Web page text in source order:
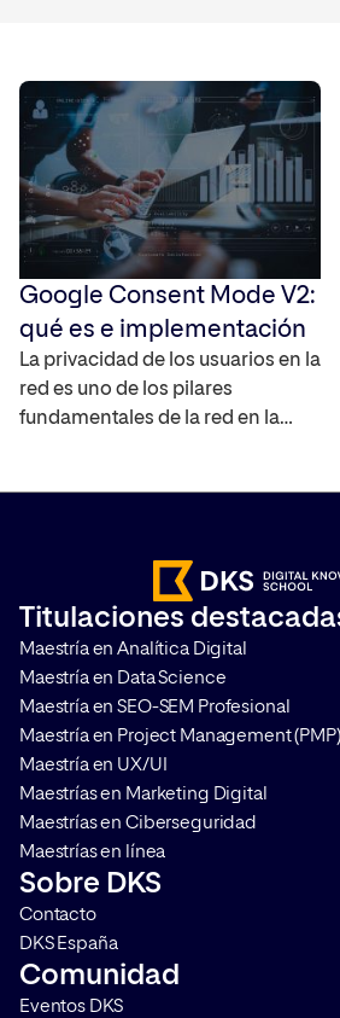
Google Consent Mode V2:
qué es e implementación
La privacidad de los usuarios en la
red es uno de los pilares
fundamentales de la red en la
sea imprescindible realizar una
correcta gestión del
consentimiento. Te contamos
qué es Google Consent Mode […]
Titulaciones
Maestría en Analítica Digital
Maestría en Data Science
Maestría en SEO-SEM Profesional
Maestría en Project Management (PMP)
Maestría en UX/UI
Maestrías en Marketing Digital
Maestrías en Ciberseguridad
Maestrías en línea
Sobre DKS
Contacto
DKS España
Comunidad
Eventos DKS